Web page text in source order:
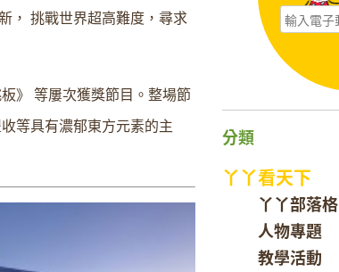
， 挑戰世界超高難度，尋求
》 等屢次獲獎節目。整場節
等具有濃郁東方元素的主
分類
丫丫看天下
丫丫部落格
人物專題
教學活動